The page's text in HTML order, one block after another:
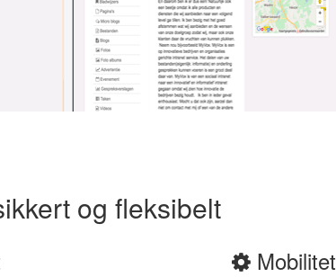
og fleksibelt
Mobilitet